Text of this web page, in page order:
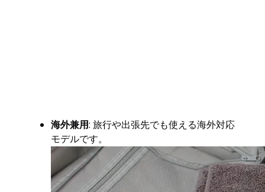
海外兼用: 旅行や出張先でも使える海外対応
モデルです。